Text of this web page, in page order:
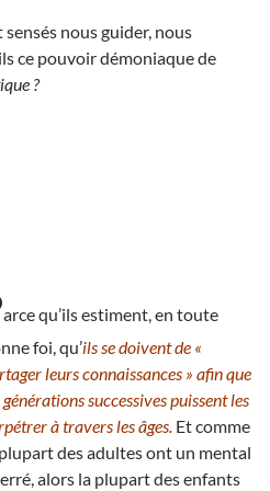
nous guider, nous
ce pouvoir démoniaque de
?
arce qu’ils estiment, en toute
foi, qu’ils se doivent de «
leurs connaissances » afin que
générations successives puissent les
à travers les âges. Et comme
des adultes ont un mental
alors la plupart des enfants